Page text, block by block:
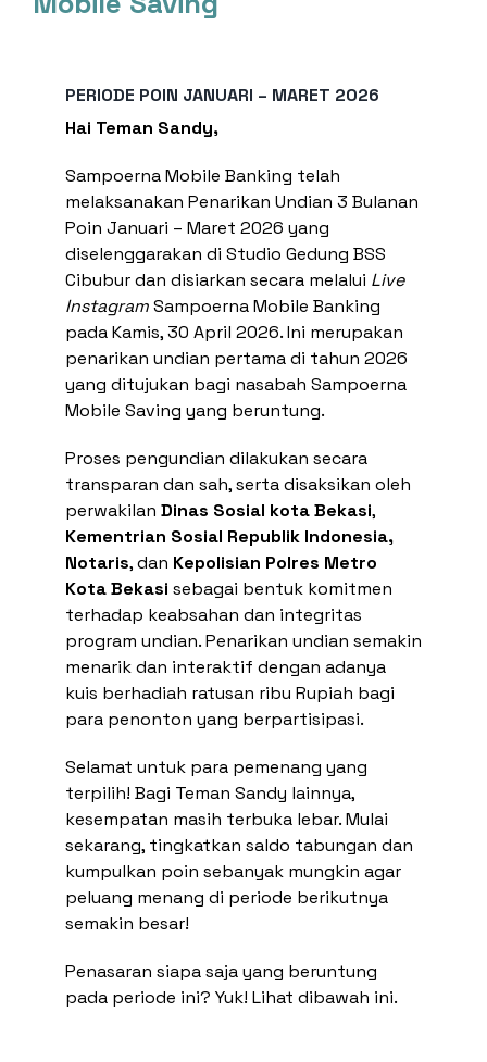
Top Up E-Wallet
Deposito
Transaksi Terjadwal
Pengaturan Kartu
Kirim ke Teman
Transaksi Tanpa Kartu
PERIODE POIN JANUARI – MARET 2026
Hai Teman Sandy,
Sampoerna Mobile Banking telah
melaksanakan Penarikan Undian 3 Bulanan
Poin Januari – Maret 2026 yang
diselenggarakan di Studio Gedung BSS
Cibubur dan disiarkan secara melalui Live
InstagramSampoerna Mobile Banking
pada Kamis, 30 April 2026. Ini merupakan
penarikan undian pertama di tahun 2026
yang ditujukan bagi nasabah Sampoerna
Mobile Saving yang beruntung.
Proses pengundian dilakukan secara
transparan dan sah, serta disaksikan oleh
perwakilan Dinas Sosial kota Bekasi,
Kementrian Sosial Republik Indonesia,
Notaris, dan Kepolisian Polres Metro
Kota Bekasi sebagai bentuk komitmen
terhadap keabsahan dan integritas
program undian. Penarikan undian semakin
menarik dan interaktif dengan adanya
kuis berhadiah ratusan ribu Rupiah bagi
para penonton yang berpartisipasi.
Selamat untuk para pemenang yang
terpilih! Bagi Teman Sandy lainnya,
kesempatan masih terbuka lebar. Mulai
sekarang, tingkatkan saldo tabungan dan
kumpulkan poin sebanyak mungkin agar
peluang menang di periode berikutnya
semakin besar!
Penasaran siapa saja yang beruntung
pada periode ini? Yuk! Lihat dibawah ini.